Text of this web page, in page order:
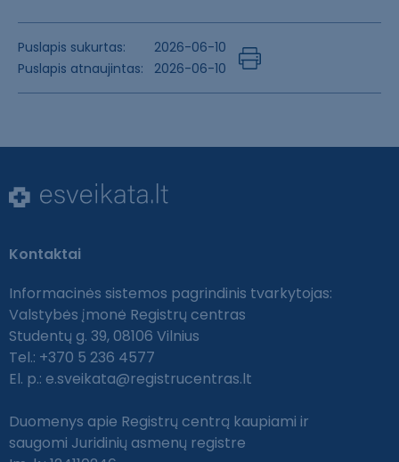
Puslapis sukurtas:
Puslapis atnaujintas:
2026-06-10
2026-06-10
Kontaktai
Informacinės sistemos pagrindinis tvarkytojas:
Valstybės įmonė Registrų centras
Studentų g. 39, 08106 Vilnius
Tel.: +370 5 236 4577
El. p.: e.sveikata@registrucentras.lt
Duomenys apie Registrų centrą kaupiami ir
saugomi Juridinių asmenų registre